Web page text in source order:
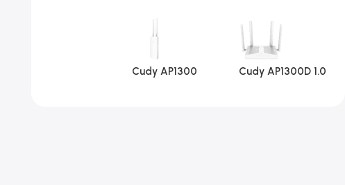
Cudy AP1300
Cudy AP1300D 1.0